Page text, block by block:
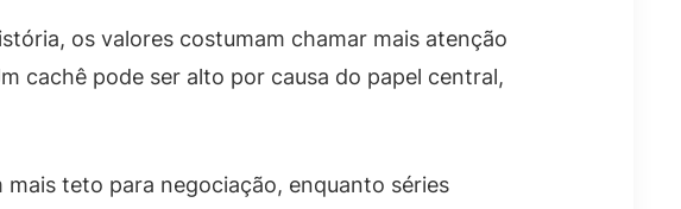
os valores costumam chamar mais atenção
cachê pode ser alto por causa do papel central,
teto para negociação, enquanto séries